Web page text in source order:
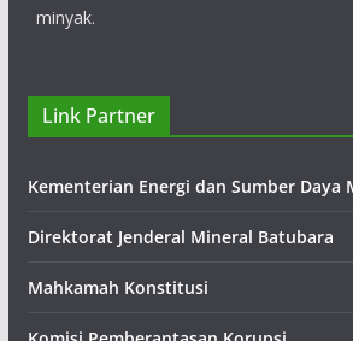
produksi minyak bumi dari ladang-ladang
PT Sucofindo (Persero)
bergerak di bidang jasa
sertifikasi, pelatihan dan konsultasi
Link Partner
Kementerian Energi dan Sumber Daya
Direktorat Jenderal Mineral Batubara
Mahkamah Konstitusi